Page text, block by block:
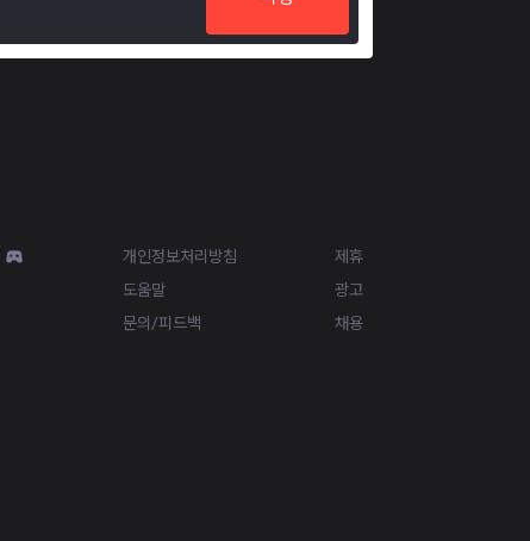
개인정보처리방침
도움말
문의/피드백
제휴
광고
채용